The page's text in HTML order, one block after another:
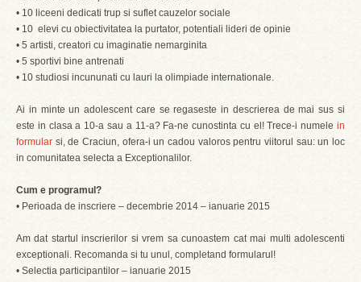
• 10 liceeni dedicati trup si suflet cauzelor sociale
• 10 elevi cu obiectivitatea la purtator, potentiali lideri de opinie
• 5 artisti, creatori cu imaginatie nemarginita
• 5 sportivi bine antrenati
• 10 studiosi incununati cu lauri la olimpiade internationale.
Ai in minte un adolescent care se regaseste in descrierea de mai sus si
este in clasa a 10-a sau a 11-a? Fa-ne cunostinta cu el! Trece-i numele in
formular si, de Craciun, ofera-i un cadou valoros pentru viitorul sau: un loc
in comunitatea selecta a Exceptionalilor.
Cum e programul?
• Perioada de inscriere – decembrie 2014 – ianuarie 2015
Am dat startul inscrierilor si vrem sa cunoastem cat mai multi adolescenti
exceptionali. Recomanda si tu unul, completand formularul!
• Selectia participantilor – ianuarie 2015